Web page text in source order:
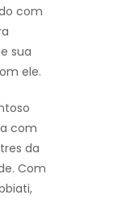
com
sua
ele.
com
da
Com